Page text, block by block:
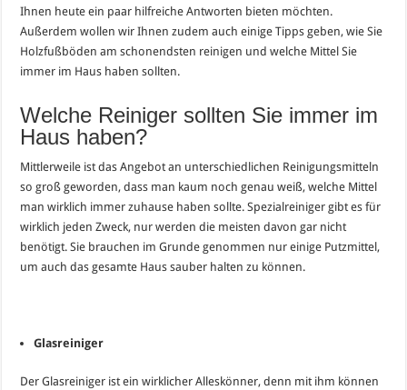
Ihnen heute ein paar hilfreiche Antworten bieten möchten.
Außerdem wollen wir Ihnen zudem auch einige Tipps geben, wie Sie
Holzfußböden am schonendsten reinigen und welche Mittel Sie
immer im Haus haben sollten.
Welche Reiniger sollten Sie immer im
Haus haben?
Mittlerweile ist das Angebot an unterschiedlichen Reinigungsmitteln
so groß geworden, dass man kaum noch genau weiß, welche Mittel
man wirklich immer zuhause haben sollte. Spezialreiniger gibt es für
wirklich jeden Zweck, nur werden die meisten davon gar nicht
benötigt. Sie brauchen im Grunde genommen nur einige Putzmittel,
um auch das gesamte Haus sauber halten zu können.
Glasreiniger
Der Glasreiniger ist ein wirklicher Alleskönner, denn mit ihm können